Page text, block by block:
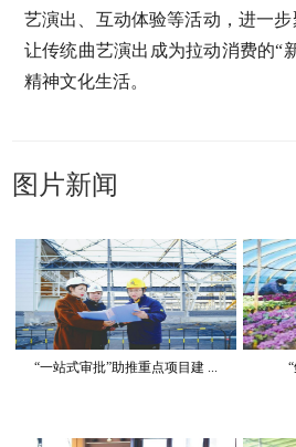
艺演出、互动体验等活动，进一步
让传统曲艺演出成为拉动消费的“
精神文化生活。
图片新闻
“一站式审批”助推重点项目建 ...